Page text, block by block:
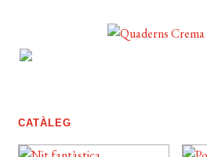
NOTÍCIES
CATÀLEG